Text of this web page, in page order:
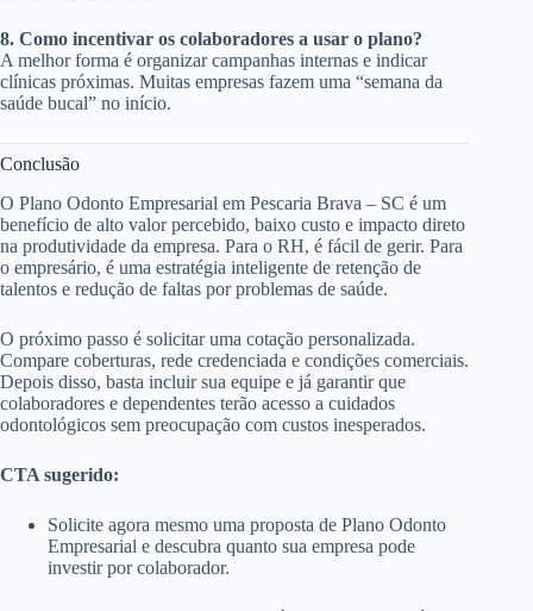
8. Como incentivar os colaboradores a usar o plano?
A melhor forma é organizar campanhas internas e indicar
clínicas próximas. Muitas empresas fazem uma “semana da
saúde bucal” no início.
Conclusão
O Plano Odonto Empresarial em Pescaria Brava – SC é um
benefício de alto valor percebido, baixo custo e impacto direto
na produtividade da empresa. Para o RH, é fácil de gerir. Para
o empresário, é uma estratégia inteligente de retenção de
talentos e redução de faltas por problemas de saúde.
O próximo passo é solicitar uma cotação personalizada.
Compare coberturas, rede credenciada e condições comerciais.
Depois disso, basta incluir sua equipe e já garantir que
colaboradores e dependentes terão acesso a cuidados
odontológicos sem preocupação com custos inesperados.
CTA sugerido:
Solicite agora mesmo uma proposta de Plano Odonto
Empresarial e descubra quanto sua empresa pode
investir por colaborador.